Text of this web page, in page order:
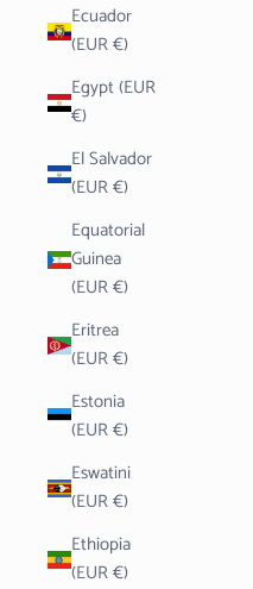
Ecuador
(EUR €)
Egypt (EUR
€)
El Salvador
(EUR €)
Equatorial
Guinea
(EUR €)
Eritrea
(EUR €)
Estonia
(EUR €)
Eswatini
(EUR €)
Ethiopia
(EUR €)